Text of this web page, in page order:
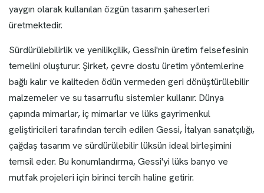
yaygın olarak kullanılan özgün tasarım şaheserleri
üretmektedir.
Sürdürülebilirlik ve yenilikçilik, Gessi'nin üretim felsefesinin
temelini oluşturur. Şirket, çevre dostu üretim yöntemlerine
bağlı kalır ve kaliteden ödün vermeden geri dönüştürülebilir
malzemeler ve su tasarruflu sistemler kullanır. Dünya
çapında mimarlar, iç mimarlar ve lüks gayrimenkul
geliştiricileri tarafından tercih edilen Gessi, İtalyan sanatçılığı,
çağdaş tasarım ve sürdürülebilir lüksün ideal birleşimini
temsil eder. Bu konumlandırma, Gessi'yi lüks banyo ve
mutfak projeleri için birinci tercih haline getirir.